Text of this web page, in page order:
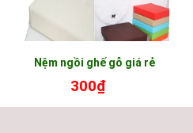
Nệm ngồi ghế gỗ giá rẻ
300₫